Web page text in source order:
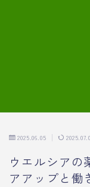
2025.06.05
ウエルシアの
アアップと働